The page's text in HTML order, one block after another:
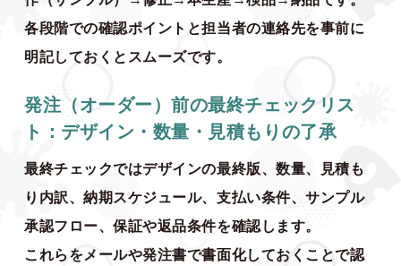
各段階での確認ポイントと担当者の連絡先を事前に
明記しておくとスムーズです。
発注（オーダー）前の最終チェックリス
ト：デザイン・数量・見積もりの了承
最終チェックではデザインの最終版、数量、見積も
り内訳、納期スケジュール、支払い条件、サンプル
承認フロー、保証や返品条件を確認します。
これらをメールや発注書で書面化しておくことで認